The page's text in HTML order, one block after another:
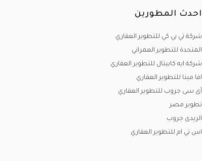
احدث المطورين
شركة تي بي كي للتطوير العقاري
المتحدة للتطوير العمراني
شركة ايه كابيتال للتطوير العقاري
افا مينا للتطوير العقاري
آى سى جروب للتطوير العقاري
تطوير مصر
الريدى جروب
اس تي ام للتطوير العقاري